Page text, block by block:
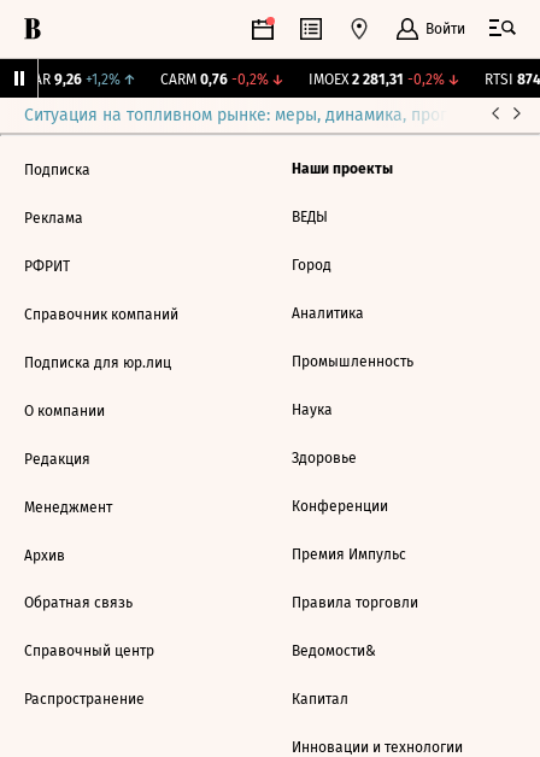
Войти
UTAR 9,26 +1,2%↑ CARM 0,76 -0,2%↓ IMOEX 2 281,31 -0,2%↓ RTSI
Ситуация на топливном рынке: меры, динамика, прогнозы
Подписка
Реклама
РФРИТ
Справочник компаний
Подписка для юр.лиц
О компании
Редакция
Менеджмент
Архив
Обратная связь
Справочный центр
Распространение
Наши проекты
ВЕДЫ
Город
Аналитика
Промышленность
Наука
Здоровье
Конференции
Премия Импульс
Правила торговли
Ведомости&
Капитал
Инновации и технологии